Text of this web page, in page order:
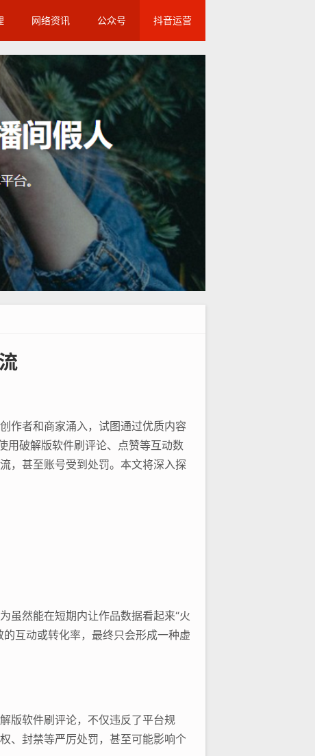
网络资讯 公众号 抖音运营
作者和商家涌入，试图通过优质内容
用破解版软件刷评论、点赞等互动数
，甚至账号受到处罚。本文将深入探
虽然能在短期内让作品数据看起来“火
互动或转化率，最终只会形成一种虚
版软件刷评论，不仅违反了平台规
、封禁等严厉处罚，甚至可能影响个